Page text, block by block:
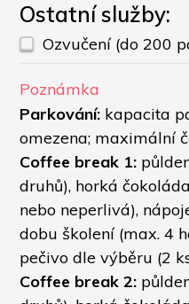
Ostatní služby:
Ozvučení (do 200
Poznámka
Parkování: kapacita
omezena; maximální
Coffee break 1:
druhů), horká
nebo neperlivá),
dobu školení (max. 4
pečivo dle výběru (2
Coffee break 2: